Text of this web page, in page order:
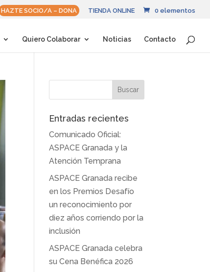
HAZTE SOCIO/A – DONA TIENDA ONLINE 0 elementos
Quiero Colaborar Noticias Contacto
Entradas recientes
Comunicado Oficial:
ASPACE Granada y la
Atención Temprana
ASPACE Granada recibe
en los Premios Desafío
un reconocimiento por
diez años corriendo por la
inclusión
ASPACE Granada celebra
su Cena Benéfica 2026